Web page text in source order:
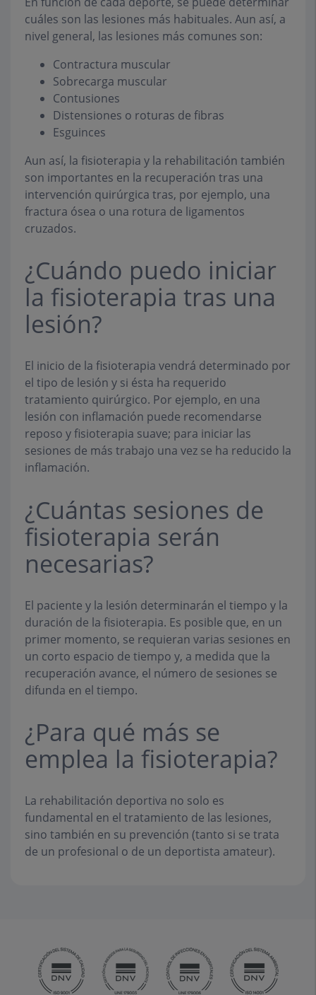
cuáles son las lesiones más habituales. Aun así, a
nivel general, las lesiones más comunes son:
Contractura muscular
Sobrecarga muscular
Contusiones
Distensiones o roturas de fibras
Esguinces
Aun así, la fisioterapia y la rehabilitación también
son importantes en la recuperación tras una
intervención quirúrgica tras, por ejemplo, una
fractura ósea o una rotura de ligamentos
cruzados.
¿Cuándo puedo iniciar
la fisioterapia tras una
lesión?
El inicio de la fisioterapia vendrá determinado por
el tipo de lesión y si ésta ha requerido
tratamiento quirúrgico. Por ejemplo, en una
lesión con inflamación puede recomendarse
reposo y fisioterapia suave; para iniciar las
sesiones de más trabajo una vez se ha reducido la
inflamación.
¿Cuántas sesiones de
fisioterapia serán
necesarias?
El paciente y la lesión determinarán el tiempo y la
duración de la fisioterapia. Es posible que, en un
primer momento, se requieran varias sesiones en
un corto espacio de tiempo y, a medida que la
recuperación avance, el número de sesiones se
difunda en el tiempo.
¿Para qué más se
emplea la fisioterapia?
La rehabilitación deportiva no solo es
fundamental en el tratamiento de las lesiones,
sino también en su prevención (tanto si se trata
de un profesional o de un deportista amateur).